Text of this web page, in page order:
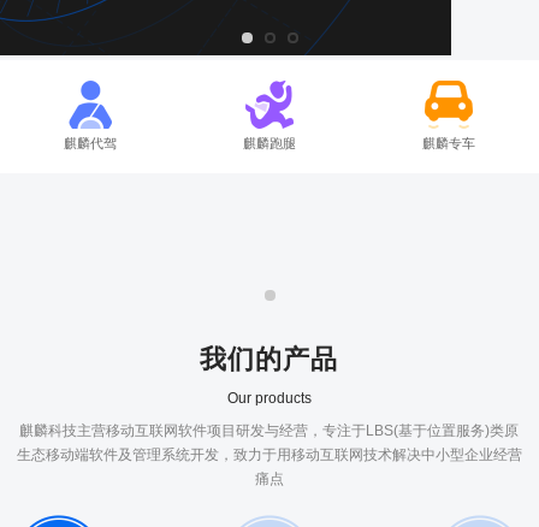
麒麟代驾 麒麟跑腿 麒麟专车
我们的产品
Our products
麒麟科技主营移动互联网软件项目研发与经营，专注于LBS(基于位置服务)类原
生态移动端软件及管理系统开发，致力于用移动互联网技术解决中小型企业经营
痛点